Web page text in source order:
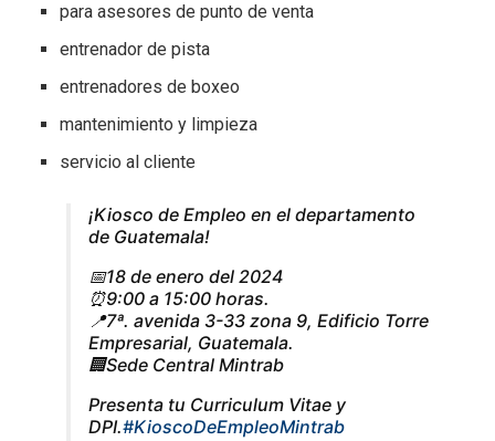
para asesores de punto de venta
entrenador de pista
entrenadores de boxeo
mantenimiento y limpieza
servicio al cliente
¡Kiosco de Empleo en el departamento
de Guatemala!
📅18 de enero del 2024
⏰9:00 a 15:00 horas.
📍7ª. avenida 3-33 zona 9, Edificio Torre
Empresarial, Guatemala.
🏢Sede Central Mintrab
Presenta tu Curriculum Vitae y
DPI.#KioscoDeEmpleoMintrab